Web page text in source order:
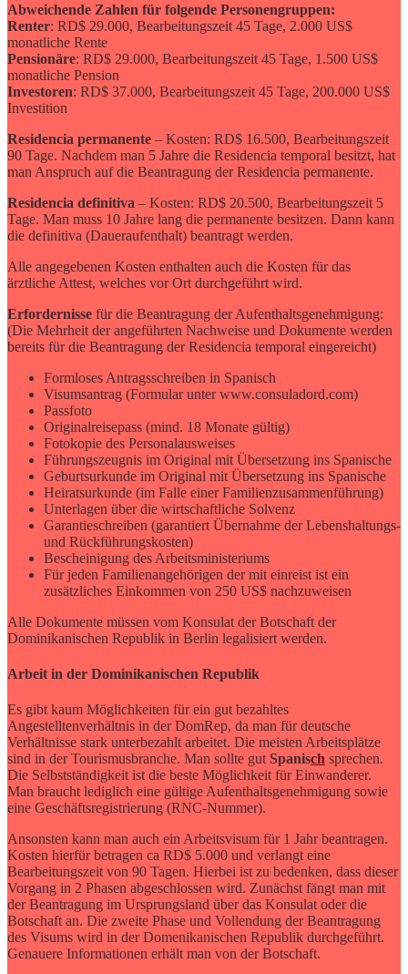
Abweichende Zahlen für folgende Personengruppen:
Renter: RD$ 29.000, Bearbeitungszeit 45 Tage, 2.000 US$
monatliche Rente
Pensionäre: RD$ 29.000, Bearbeitungszeit 45 Tage, 1.500 US$
monatliche Pension
Investoren: RD$ 37.000, Bearbeitungszeit 45 Tage, 200.000 US$
Investition
Residencia permanente – Kosten: RD$ 16.500, Bearbeitungszeit
90 Tage. Nachdem man 5 Jahre die Residencia temporal besitzt, hat
man Anspruch auf die Beantragung der Residencia permanente.
Residencia definitiva – Kosten: RD$ 20.500, Bearbeitungszeit 5
Tage. Man muss 10 Jahre lang die permanente besitzen. Dann kann
die definitiva (Daueraufenthalt) beantragt werden.
Alle angegebenen Kosten enthalten auch die Kosten für das
ärztliche Attest, welches vor Ort durchgeführt wird.
Erfordernisse für die Beantragung der Aufenthaltsgenehmigung:
(Die Mehrheit der angeführten Nachweise und Dokumente werden
bereits für die Beantragung der Residencia temporal eingereicht)
Formloses Antragsschreiben in Spanisch
Visumsantrag (Formular unter www.consuladord.com)
Passfoto
Originalreisepass (mind. 18 Monate gültig)
Fotokopie des Personalausweises
Führungszeugnis im Original mit Übersetzung ins Spanische
Geburtsurkunde im Original mit Übersetzung ins Spanische
Heiratsurkunde (im Falle einer Familienzusammenführung)
Unterlagen über die wirtschaftliche Solvenz
Garantieschreiben (garantiert Übernahme der Lebenshaltungs-
und Rückführungskosten)
Bescheinigung des Arbeitsministeriums
Für jeden Familienangehörigen der mit einreist ist ein
zusätzliches Einkommen von 250 US$ nachzuweisen
Alle Dokumente müssen vom Konsulat der Botschaft der
Dominikanischen Republik in Berlin legalisiert werden.
Arbeit in der Dominikanischen Republik
Es gibt kaum Möglichkeiten für ein gut bezahltes
Angestelltenverhältnis in der DomRep, da man für deutsche
Verhältnisse stark unterbezahlt arbeitet. Die meisten Arbeitsplätze
sind in der Tourismusbranche. Man sollte gut Spanisch sprechen.
Die Selbstständigkeit ist die beste Möglichkeit für Einwanderer.
Man braucht lediglich eine gültige Aufenthaltsgenehmigung sowie
eine Geschäftsregistrierung (RNC-Nummer).
Ansonsten kann man auch ein Arbeitsvisum für 1 Jahr beantragen.
Kosten hierfür betragen ca RD$ 5.000 und verlangt eine
Bearbeitungszeit von 90 Tagen. Hierbei ist zu bedenken, dass dieser
Vorgang in 2 Phasen abgeschlossen wird. Zunächst fängt man mit
der Beantragung im Ursprungsland über das Konsulat oder die
Botschaft an. Die zweite Phase und Vollendung der Beantragung
des Visums wird in der Domenikanischen Republik durchgeführt.
Genauere Informationen erhält man von der Botschaft.